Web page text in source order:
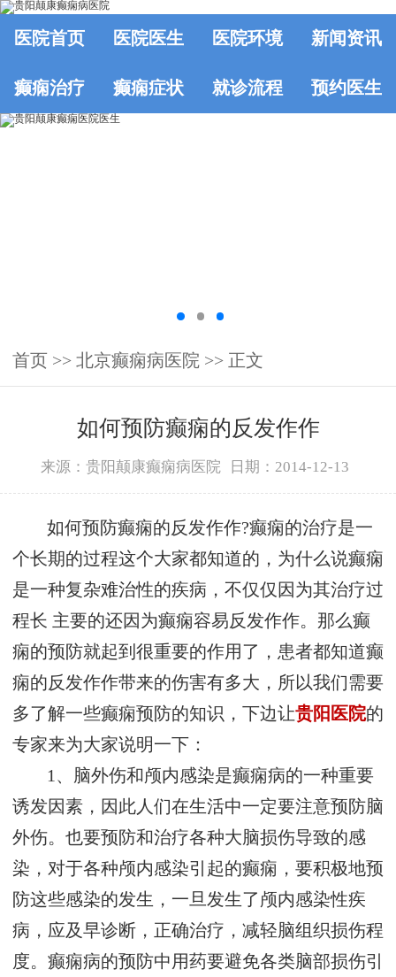
医院首页 医院医生 医院环境 新闻资讯
癫痫治疗 癫痫症状 就诊流程 预约医生
首页 >> 北京癫痫病医院 >> 正文
如何预防癫痫的反发作作
来源：贵阳颠康癫痫病医院 日期：2014-12-13
如何预防癫痫的反发作作?癫痫的治疗是一
个长期的过程这个大家都知道的，为什么说癫痫
是一种复杂难治性的疾病，不仅仅因为其治疗过
程长 主要的还因为癫痫容易反发作作。那么癫
痫的预防就起到很重要的作用了，患者都知道癫
痫的反发作作带来的伤害有多大，所以我们需要
多了解一些癫痫预防的知识，下边让贵阳医院的
专家来为大家说明一下：
1、脑外伤和颅内感染是癫痫病的一种重要
诱发因素，因此人们在生活中一定要注意预防脑
外伤。也要预防和治疗各种大脑损伤导致的感
染，对于各种颅内感染引起的癫痫，要积极地预
防这些感染的发生，一旦发生了颅内感染性疾
病，应及早诊断，正确治疗，减轻脑组织损伤程
度。癫痫病的预防中用药要避免各类脑部损伤引